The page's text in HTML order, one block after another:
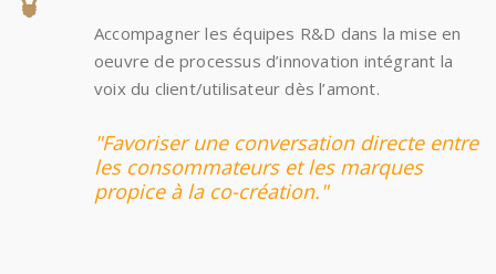
Accompagner les équipes R&D dans la mise en
oeuvre de processus d’innovation intégrant la
voix du client/utilisateur dès l’amont.
"Favoriser une conversation directe entre
les consommateurs et les marques
propice à la co-création."